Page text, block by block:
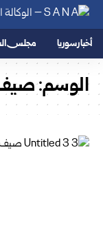
أخبار سوريا مجلس
الوسم:صيف